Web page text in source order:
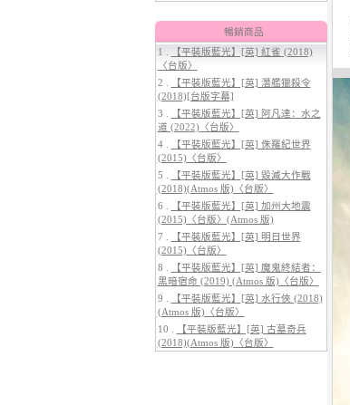
4.【平裝版藍光】[英] 穿著PRADA
的惡魔 2 (2026)[台版字幕]
5.【平裝版藍光】[英] 巔峰獵殺
(2026)
暢銷商品
1 .
【平裝版藍光】[英] 紅雀 (2018)
〈台版〉
2 .
【平裝版藍光】[英] 潛艦獵殺令
(2018)[台版字幕]
3 .
【平裝版藍光】[英] 阿凡達：水之
道 (2022)〈台版〉
4 .
【平裝版藍光】[英] 侏羅紀世界
(2015)〈台版〉
5 .
【平裝版藍光】[英] 毀滅大作戰
(2018)(Atmos 版)〈台版〉
6 .
【平裝版藍光】[英] 加州大地震
(2015)〈台版〉(Atmos 版)
7 .
【平裝版藍光】[英] 明日世界
(2015)〈台版〉
8 .
【平裝版藍光】[英] 魔鬼終結者：
黑暗宿命 (2019) (Atmos 版)〈台版〉
9 .
【平裝版藍光】[英] 水行俠 (2018)
(Atmos 版)〈台版〉
10 .
【平裝版藍光】[英] 古墓奇兵
(2018)(Atmos 版)〈台版〉